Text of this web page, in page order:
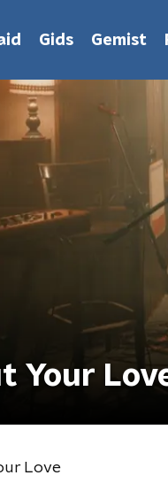
Gids Gemist
Your
Love